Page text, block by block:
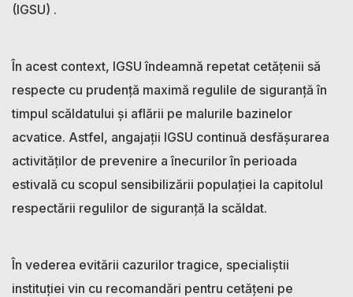
(IGSU) .
În acest context, IGSU îndeamnă repetat cetățenii să
respecte cu prudență maximă regulile de siguranță în
timpul scăldatului și aflării pe malurile bazinelor
acvatice. Astfel, angajații IGSU continuă desfășurarea
activităților de prevenire a înecurilor în perioada
estivală cu scopul sensibilizării populației la capitolul
respectării regulilor de siguranță la scăldat.
În vederea evitării cazurilor tragice, specialiștii
instituției vin cu recomandări pentru cetățeni pe